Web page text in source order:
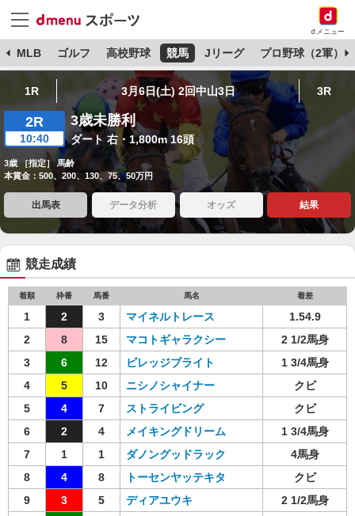
dメニュー
MLB ゴルフ 高校野球 競馬 Jリーグ プロ野球（2軍）
1R 3月6日(土) 2回中山3日 3R
2R
10:40
3歳未勝利
ダート 右・1,800m 16頭
3歳 ［指定］ 馬齢
本賞金：500、200、130、75、50万円
出馬表 データ分析 オッズ 結果
競走成績
着順 枠番 馬番 馬名 着差
1 2 3 マイネルトレース
1.54.9
2
8 15 マコトギャラクシー
2 1/2馬身
3
6 12 ビレッジブライト
1 3/4馬身
4
5 10 ニシノシャイナー
クビ
5
4 7 ストライビング
クビ
6
2 4 メイキングドリーム
1 3/4馬身
7
1 1 ダノングッドラック
4馬身
8
4 8 トーセンヤッテキタ
クビ
9
3 5 ディアユウキ
2 1/2馬身